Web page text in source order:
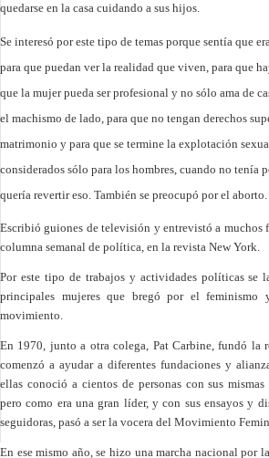
quedarse en la casa cuidando a sus hijos.
Se interesó por este tipo de temas porque sentía que
para que puedan ver la realidad que viven, para que
que la mujer pueda ser profesional y no sólo ama de
el machismo de lado, para que no tengan derechos
matrimonio y para que se termine la explotación
considerados sólo para los hombres, cuando no tenía
quería revertir eso. También se preocupó por el aborto.
Escribió guiones de televisión y entrevistó a muchos
columna semanal de política, en la revista New York.
Por este tipo de trabajos y actividades políticas se
principales mujeres que bregó por el
movimiento.
En 1970, junto a otra colega, Pat Carbine, fundó la
comenzó a ayudar a diferentes fundaciones y
ellas conoció a cientos de personas con sus
pero como era una gran líder, y con sus ensayos y
seguidoras, pasó a ser la vocera del Movimiento
En ese mismo año, se hizo una marcha nacional por